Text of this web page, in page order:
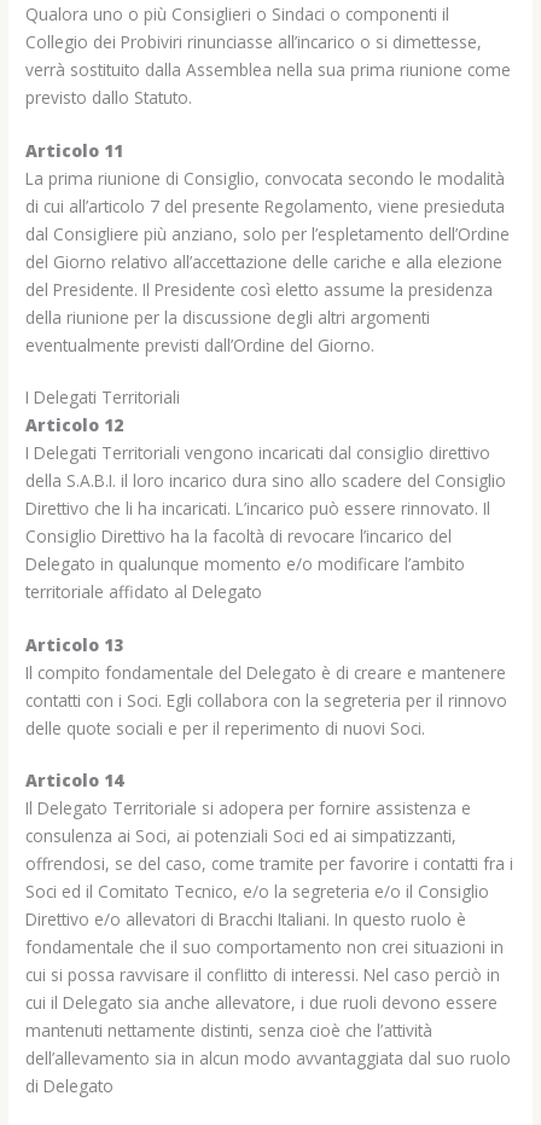
Qualora uno o più Consiglieri o Sindaci o componenti il
Collegio dei Probiviri rinunciasse all’incarico o si dimettesse,
verrà sostituito dalla Assemblea nella sua prima riunione come
previsto dallo Statuto.
Articolo 11
La prima riunione di Consiglio, convocata secondo le modalità
di cui all’articolo 7 del presente Regolamento, viene presieduta
dal Consigliere più anziano, solo per l’espletamento dell’Ordine
del Giorno relativo all’accettazione delle cariche e alla elezione
del Presidente. Il Presidente così eletto assume la presidenza
della riunione per la discussione degli altri argomenti
eventualmente previsti dall’Ordine del Giorno.
I Delegati Territoriali
Articolo 12
I Delegati Territoriali vengono incaricati dal consiglio direttivo
della S.A.B.I. il loro incarico dura sino allo scadere del Consiglio
Direttivo che li ha incaricati. L’incarico può essere rinnovato. Il
Consiglio Direttivo ha la facoltà di revocare l’incarico del
Delegato in qualunque momento e/o modificare l’ambito
territoriale affidato al Delegato
Articolo 13
Il compito fondamentale del Delegato è di creare e mantenere
contatti con i Soci. Egli collabora con la segreteria per il rinnovo
delle quote sociali e per il reperimento di nuovi Soci.
Articolo 14
Il Delegato Territoriale si adopera per fornire assistenza e
consulenza ai Soci, ai potenziali Soci ed ai simpatizzanti,
offrendosi, se del caso, come tramite per favorire i contatti fra i
Soci ed il Comitato Tecnico, e/o la segreteria e/o il Consiglio
Direttivo e/o allevatori di Bracchi Italiani. In questo ruolo è
fondamentale che il suo comportamento non crei situazioni in
cui si possa ravvisare il conflitto di interessi. Nel caso perciò in
cui il Delegato sia anche allevatore, i due ruoli devono essere
mantenuti nettamente distinti, senza cioè che l’attività
dell’allevamento sia in alcun modo avvantaggiata dal suo ruolo
di Delegato